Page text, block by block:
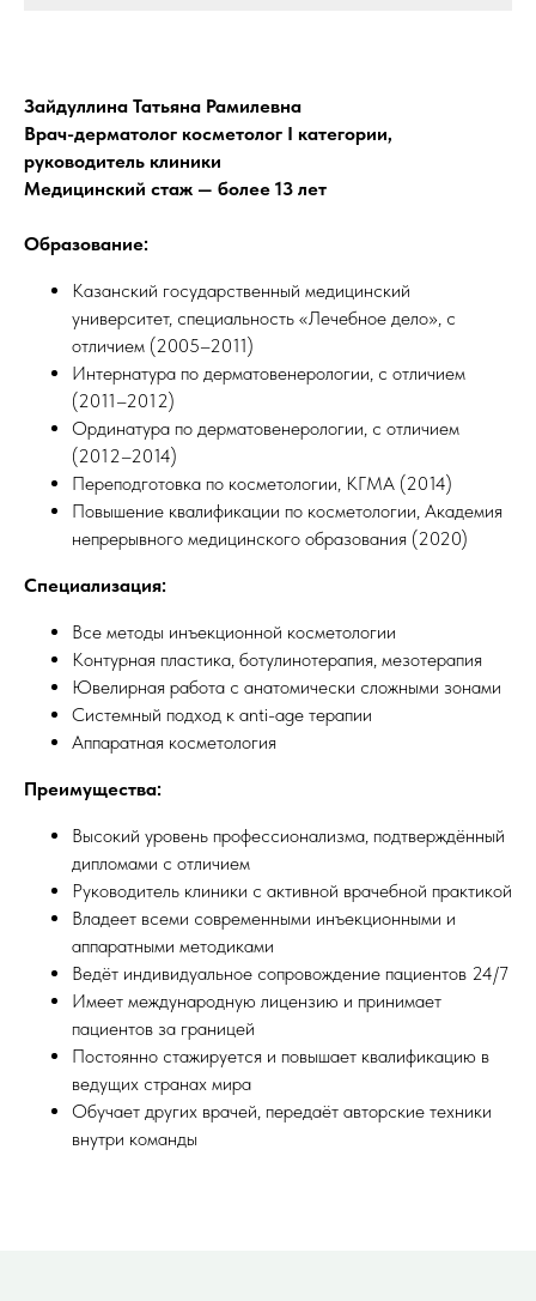
Зайдуллина Татьяна Рамилевна
Врач-дерматолог косметолог I категории,
руководитель клиники
Медицинский стаж — более 13 лет
Образование:
Казанский государственный медицинский
университет, специальность «Лечебное дело», с
отличием (2005–2011)
Интернатура по дерматовенерологии, с отличием
(2011–2012)
Ординатура по дерматовенерологии, с отличием
(2012–2014)
Переподготовка по косметологии, КГМА (2014)
Повышение квалификации по косметологии, Академия
непрерывного медицинского образования (2020)
Специализация:
Все методы инъекционной косметологии
Контурная пластика, ботулинотерапия, мезотерапия
Ювелирная работа с анатомически сложными зонами
Системный подход к anti-age терапии
Аппаратная косметология
Преимущества:
Высокий уровень профессионализма, подтверждённый
дипломами с отличием
Руководитель клиники с активной врачебной практикой
Владеет всеми современными инъекционными и
аппаратными методиками
Ведёт индивидуальное сопровождение пациентов 24/7
Имеет международную лицензию и принимает
пациентов за границей
Постоянно стажируется и повышает квалификацию в
ведущих странах мира
Обучает других врачей, передаёт авторские техники
внутри команды